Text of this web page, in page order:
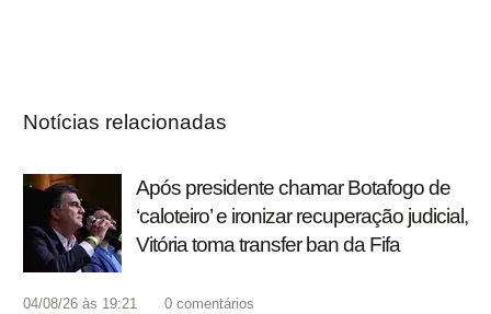
Notícias relacionadas
Após presidente chamar Botafogo de
‘caloteiro’ e ironizar recuperação judicial,
Vitória toma transfer ban da Fifa
04/08/26 às 19:21 0 comentários